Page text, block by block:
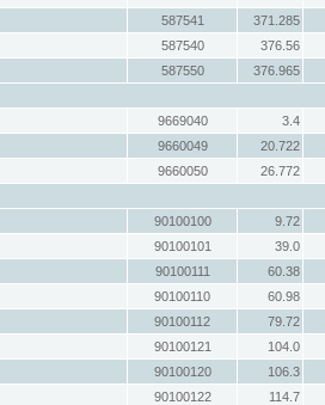
587541
371.285
587540
376.56
587550
376.965
9669040
3.4
9660049
20.722
9660050
26.772
90100100
9.72
90100101
39.0
90100111
60.38
90100110
60.98
90100112
79.72
90100121
104.0
90100120
106.3
90100122
114.7